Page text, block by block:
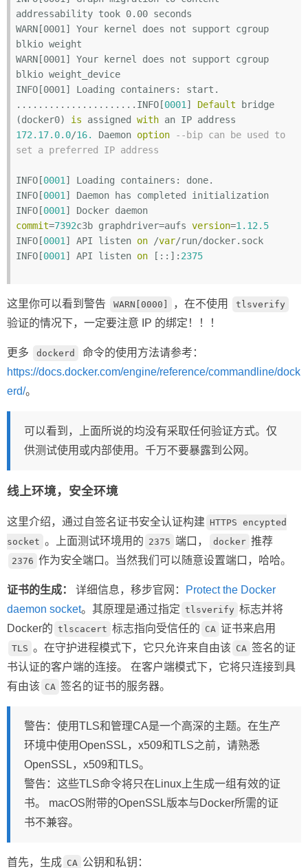
addressability took 0.00 seconds
WARN[0001] Your kernel does not support cgroup
blkio weight
WARN[0001] Your kernel does not support cgroup
blkio weight_device
INFO[0001] Loading containers: start.
......................INFO[0001 ] Default bridge
(docker0) is assigned with
172.17.0.0/16. Daemon option
--bip can be used to
set a preferred IP address
INFO[0001 ] Loading containers: done.
INFO[0001 ] Daemon has completed initialization
INFO[0001
commit=7392c3b graphdriver=aufs version=1.12 .5
INFO[0001 ] API listen on /var/run/docker.sock
INFO[0001 ] API listen on [::]: 2375
这里你可以看到警告 WARN[0000] ，在不使用 tlsverify
验证的情况下，一定要注意 IP 的绑定！！！
更多 dockerd
命令的使用方法请参考：
https://docs.docker.com/engine/reference/commandline/dock
erd/。
可以看到，上面所说的均没有采取任何验证方式。仅
供测试使用或内部使用。千万不要暴露到公网。
线上环境，安全环境
这里介绍，通过自签名证书安全认证构建 HTTPS encypted
socket 。上面测试环境用的 2375 端口， docker 推荐
2376 作为安全端口。当然我们可以随意设置端口，哈哈。
证书的生成： 详细信息，移步官网：
Protect the Docker
daemon socket。其原理是通过指定 tlsverify 标志并将
Docker的 tlscacert 标志指向受信任的 CA 证书来启用
TLS 。在守护进程模式下，它只允许来自由该 CA 签名的证
书认证的客户端的连接。 在客户端模式下，它将只连接到具
有由该 CA 签名的证书的服务器。
警告：使用TLS和管理CA是一个高深的主题。在生产
环境中使用OpenSSL，x509和TLS之前，请熟悉
OpenSSL，x509和TLS。
警告：这些TLS命令将只在Linux上生成一组有效的证
书。 macOS附带的OpenSSL版本与Docker所需的证
书不兼容。
首先，生成 CA 公钥和私钥：